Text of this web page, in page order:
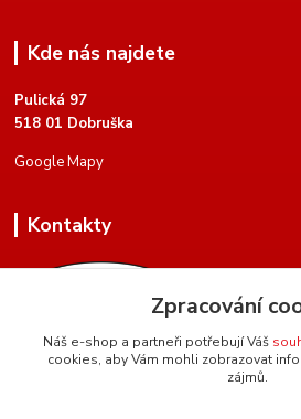
Kde nás najdete
Pulická 97
518 01 Dobruška
Google Mapy
Kontakty
+420 604 134 951
Zpracování
Náš e-shop a partneři potřebují Váš
cookies, aby Vám mohli zobrazovat
zájmů.